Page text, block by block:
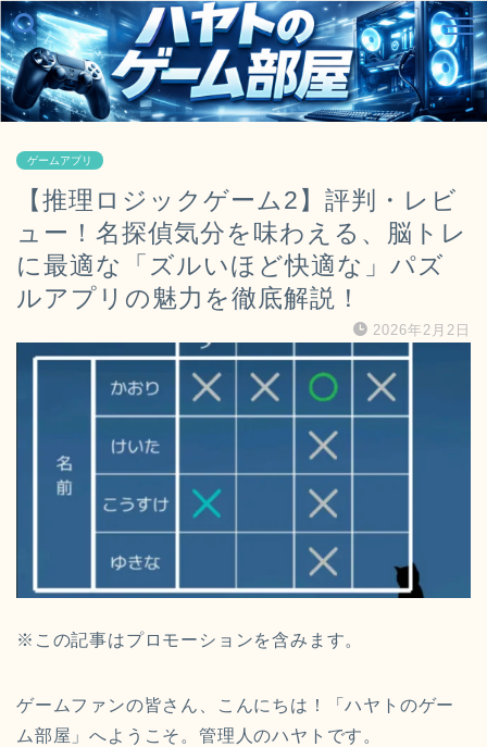
ゲームアプリ
【推理ロジックゲーム2】評判・レビ
ュー！名探偵気分を味わえる、脳トレ
に最適な「ズルいほど快適な」パズ
ルアプリの魅力を徹底解説！
2026年2月2日
※この記事はプロモーションを含みます。
ゲームファンの皆さん、こんにちは！「ハヤトのゲー
ム部屋」へようこそ。管理人のハヤトです。